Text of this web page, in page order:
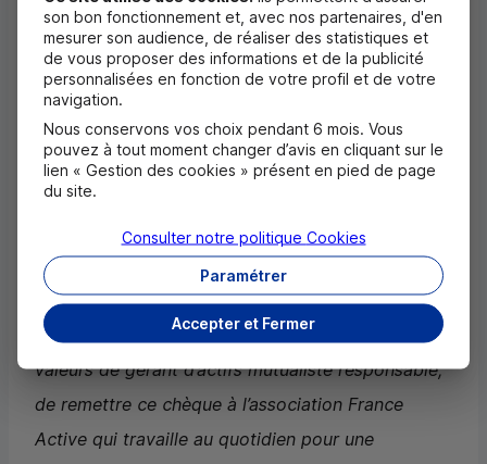
de 25 ans, le fonds de partage CM-CICFrance
Emploi, dont une partie des revenus est reversée
chaque année à France Active.
Le don de 19 609 euros remis correspond à 50 %
des revenus distribuables du fonds de partage CM-
Asset Management d’un montant équivalent à la
moitié de ses frais de gestion.
«Nous sommes fiers, dans le respect de nos
valeurs de gérant d’actifs mutualiste responsable,
de remettre ce chèque à l’association France
Active qui travaille au quotidien pour une
son bon fonctionnement et, avec nos partenaires, d'en
mesurer son audience, de réaliser des statistiques et
de vous proposer des informations et de la publicité
personnalisées en fonction de votre profil et de votre
navigation.
Nous conservons vos choix pendant 6 mois. Vous
pouvez à tout moment changer d’avis en cliquant sur le
lien « Gestion des cookies » présent en pied de page
du site.
Accepter et Fermer
Paramétrer
Consulter notre politique Cookies